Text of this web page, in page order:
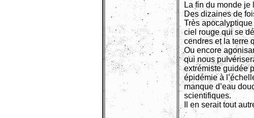
La fin du monde je
Des dizaines de
Très
ciel rouge qui se
cendres et la terre
Ou encore
qui nous
extrémiste guidée
épidémie à
manque d’eau
scientifiques.
Il en serait tout